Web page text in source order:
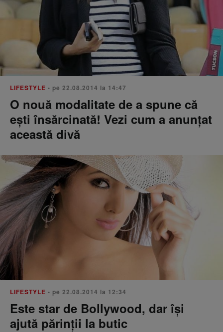
LIFESTYLE • pe 22.08.2014 la 14:47
O nouă modalitate de a spune că
ești însărcinată! Vezi cum a anunțat
această divă
LIFESTYLE • pe 22.08.2014 la 12:34
Este star de Bollywood, dar își
ajută părinții la butic